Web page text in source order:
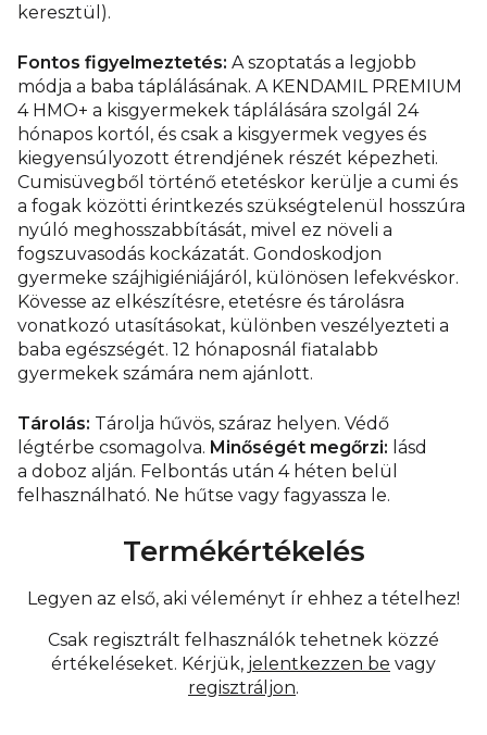
keresztül).
Fontos figyelmeztetés: A szoptatás a legjobb
módja a baba táplálásának. A KENDAMIL PREMIUM
4 HMO+ a kisgyermekek táplálására szolgál 24
hónapos kortól, és csak a kisgyermek vegyes és
kiegyensúlyozott étrendjének részét képezheti.
Cumisüvegből történő etetéskor kerülje a cumi és
a fogak közötti érintkezés szükségtelenül hosszúra
nyúló meghosszabbítását, mivel ez növeli a
fogszuvasodás kockázatát. Gondoskodjon
gyermeke szájhigiéniájáról, különösen lefekvéskor.
Kövesse az elkészítésre, etetésre és tárolásra
vonatkozó utasításokat, különben veszélyezteti a
baba egészségét. 12 hónaposnál fiatalabb
gyermekek számára nem ajánlott.
Tárolás: Tárolja hűvös, száraz helyen. Védő
légtérbe csomagolva. Minőségét megőrzi: lásd
a doboz alján. Felbontás után 4 héten belül
felhasználható. Ne hűtse vagy fagyassza le.
Termékértékelés
Legyen az első, aki véleményt ír ehhez a tételhez!
Csak regisztrált felhasználók tehetnek közzé
értékeléseket. Kérjük, jelentkezzen be vagy
regisztráljon.